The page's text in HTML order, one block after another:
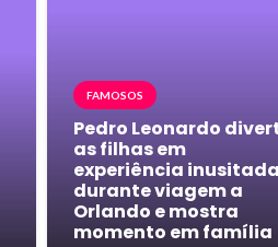
FAMOSOS
Pedro Leonardo
as filhas em
experiência inusitada
durante viagem a
Orlando e mostra
momento em família